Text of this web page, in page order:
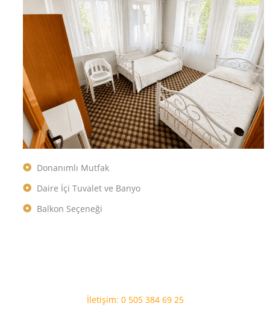
Donanımlı Mutfak
Daire İçi Tuvalet ve Banyo
Balkon Seçeneği
İletişim: 0 505 384 69 25